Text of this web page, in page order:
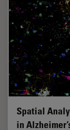
Spatial
in